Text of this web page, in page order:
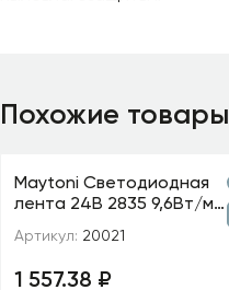
Похожие товары
Maytoni Светодиодная
лента 24В 2835 9,6Вт/м
Артикул: 20021
1 557.38 ₽